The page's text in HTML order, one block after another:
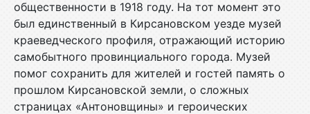
общественности в 1918 году. На тот момент это
был единственный в Кирсановском уезде музей
краеведческого профиля, отражающий историю
самобытного провинциального города. Музей
помог сохранить для жителей и гостей память о
прошлом Кирсановской земли, о сложных
страницах «Антоновщины» и героических